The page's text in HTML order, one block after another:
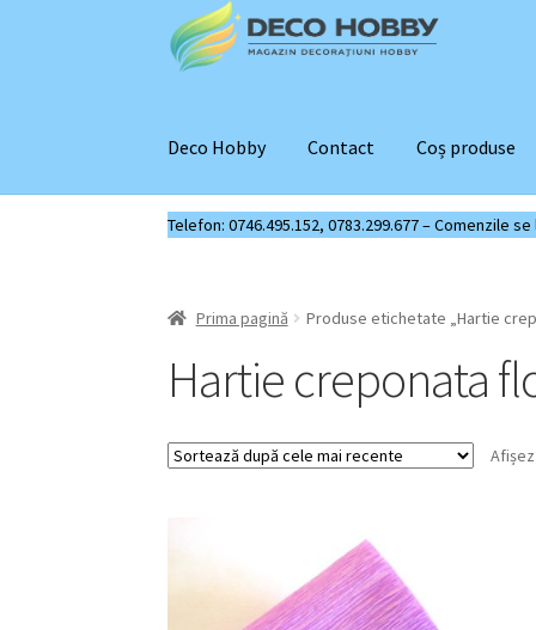
Sari
la
navigare
Sari
la
conținut
Deco Hobby Contact Coș produse
Telefon: 0746.495.152, 0783.299.677 – Comenzile
Prima pagină Produse etichetate „Hartie
Hartie creponata